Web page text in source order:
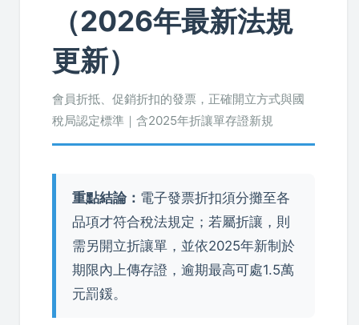
（2026年最新法規
更新）
會員折抵、促銷折扣的發票，正確開立方式與國
稅局認定標準｜含2025年折讓單存證新規
重點結論： 電子發票折扣須分攤至各
品項才符合稅法規定；若屬折讓，則
需另開立折讓單，並依2025年新制於
期限內上傳存證，逾期最高可處1.5萬
元罰鍰。